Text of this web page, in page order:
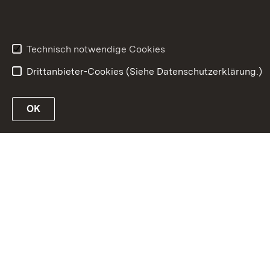
Technisch notwendige Cookies
Drittanbieter-Cookies (Siehe Datenschutzerklärung.)
OK